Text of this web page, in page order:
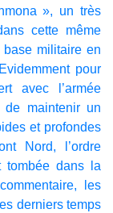
», un très
cette même
militaire en
pour
avec l’armée
de maintenir un
et profondes
Nord, l’ordre
tombée dans la
les
derniers temps